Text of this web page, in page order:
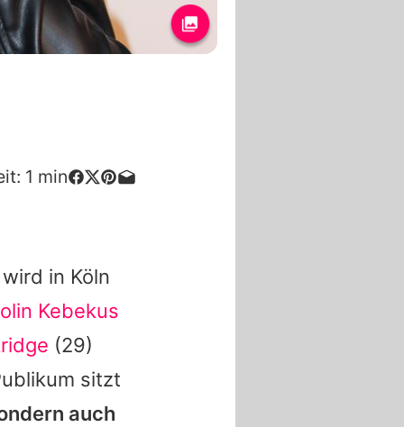
1 min
in Köln
Kebekus
(29)
sitzt
auch